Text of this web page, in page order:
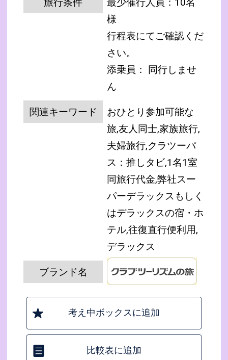
様
行程表にてご確認くだ
さい。
添乗員： 同行しませ
ん
関連キーワード
おひとり参加可能な
旅,友人同士,家族旅行,
夫婦旅行,クラツーパ
ス：推しタビ,1名1室
同旅行代金,弊社スー
パーデラックスもしく
はデラックスの宿・ホ
テル,往復直行便利用,
デラックス
ブランド名
考え中ボックスに追加
比較表に追加